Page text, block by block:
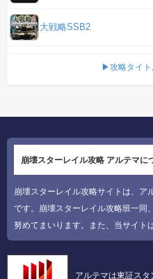
大戦略SSB2
▶攻略タイト
崩壊スターレイル攻略 アルテマに
崩壊スターレイル攻略サイトは、ア
です。崩壊スターレイル攻略班一同
努めてまいります。また、当サイト
アルテマは東証ス